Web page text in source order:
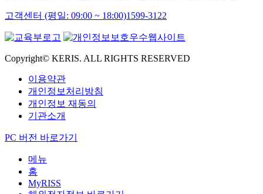
고객센터 (평일: 09:00 ~ 18:00)1599-3122
Copyright© KERIS. ALL RIGHTS RESERVED
이용약관
개인정보처리방침
개인정보 재동의
기관소개
PC 버전 바로가기
메뉴
홈
MyRISS